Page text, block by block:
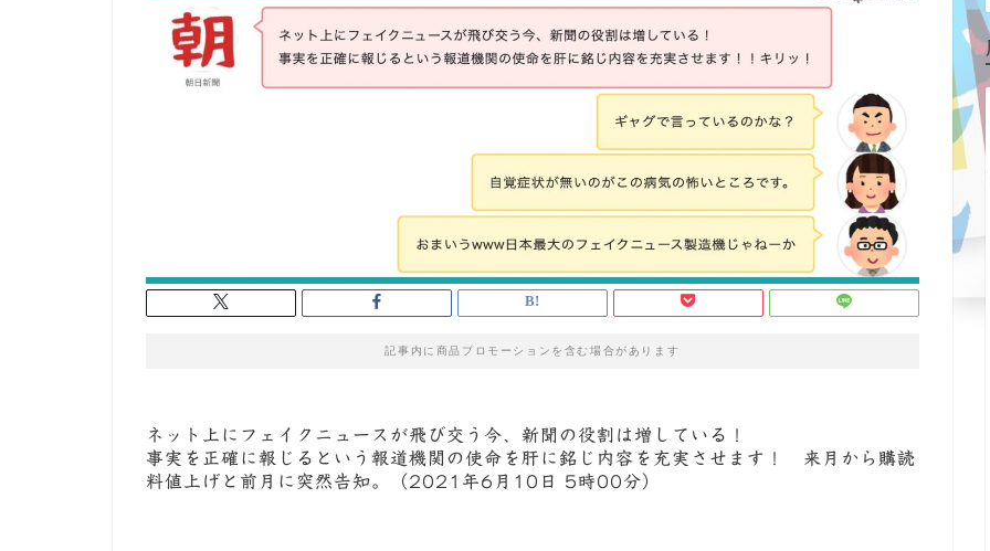
記事内に商品プロモーションを含む場合があります
ネット上にフェイクニュースが飛び交う今、新聞の役割は増している！
事実を正確に報じるという報道機関の使命を肝に銘じ内容を充実させます！ 来月から購読
料値上げと前月に突然告知。（2021年6月10日 5時00分）